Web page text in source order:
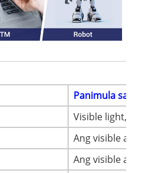
Panimula sa
Visible light,
Ang visible at
Ang visible at